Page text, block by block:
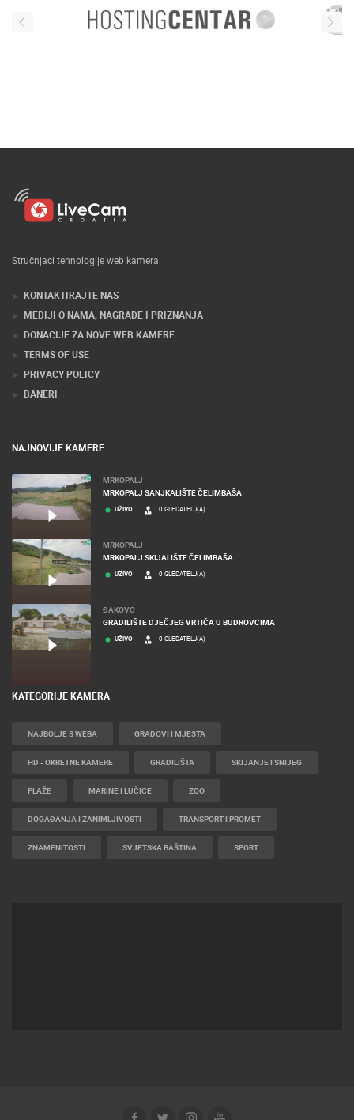
Stručnjaci tehnologije web kamera
KONTAKTIRAJTE NAS
MEDIJI O NAMA, NAGRADE I PRIZNANJA
DONACIJE ZA NOVE WEB KAMERE
TERMS OF USE
PRIVACY POLICY
BANERI
NAJNOVIJE KAMERE
MRKOPALJ
MRKOPALJ SANJKALIŠTE ČELIMBAŠA
UŽIVO 0 GLEDATELJ(A)
MRKOPALJ
MRKOPALJ SKIJALIŠTE ČELIMBAŠA
UŽIVO 0 GLEDATELJ(A)
ĐAKOVO
GRADILIŠTE DJEČJEG VRTIĆA U BUDROVCIMA
UŽIVO 0 GLEDATELJ(A)
KATEGORIJE KAMERA
NAJBOLJE S WEBA GRADOVI I MJESTA
HD - OKRETNE KAMERE GRADILIŠTA SKIJANJE I SNIJEG
PLAŽE MARINE I LUČICE ZOO
DOGAĐANJA I ZANIMLJIVOSTI TRANSPORT I PROMET
ZNAMENITOSTI SVJETSKA BAŠTINA SPORT